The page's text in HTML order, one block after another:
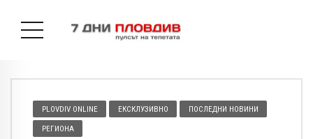
PLOVDIV ONLINE ЕКСКЛУЗИВНО ПОСЛЕДНИ НОВИНИ
РЕГИОНА